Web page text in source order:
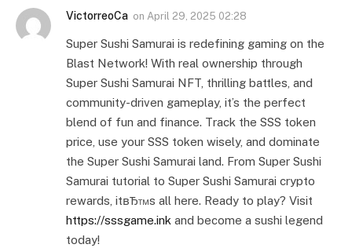
VictorreoCa on April 29, 2025 02:28
Super Sushi Samurai is redefining gaming on the
Blast Network! With real ownership through
Super Sushi Samurai NFT, thrilling battles, and
community-driven gameplay, it’s the perfect
blend of fun and finance. Track the SSS token
price, use your SSS token wisely, and dominate
the Super Sushi Samurai land. From Super Sushi
Samurai tutorial to Super Sushi Samurai crypto
rewards, itвЂ™s all here. Ready to play? Visit
https://sssgame.ink and become a sushi legend
today!